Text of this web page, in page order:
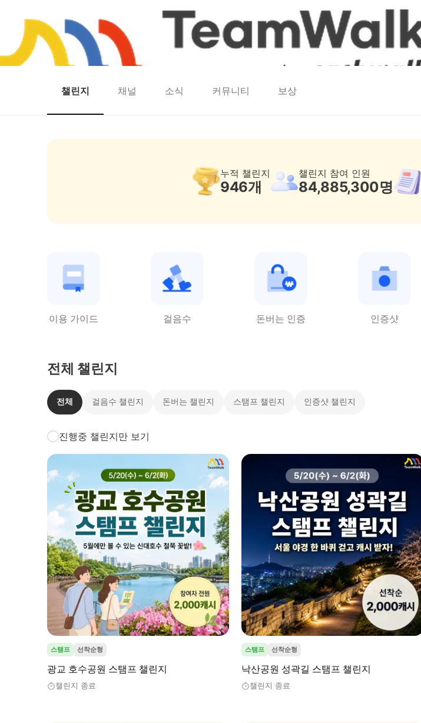
런마일 모두의챌린지 캐시로또 캐시딜
챌린지 채널 소식 커뮤니티 보상
누적 챌린지
946개
챌린지 참여 인원
84,885,300명
이용 가이드 걸음수 돈버는 인증 인증샷
전체 챌린지
전체 걸음수 챌린지 돈버는 챌린지 스탬프 챌린지 인증샷 챌린지
진행중 챌린지만 보기
스탬프 선착순형
광교 호수공원 스탬프 챌린지
챌린지 종료
스탬프 선착순형
낙산공원 성곽길 스탬프 챌린지
챌린지 종료